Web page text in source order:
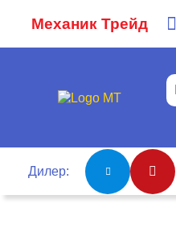
Механик Трейд
Дилер: